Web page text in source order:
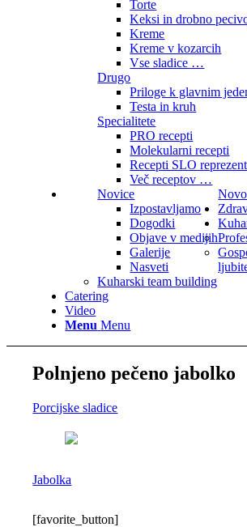
Torte
Keksi in drobno
Kreme
Kreme v kozarcih
Vse sladice …
Drugo
Priloge k glavnim
Testa in kruh
Specialitete
PRO recepti
Molekularni recepti
Recepti SLO
Več receptov …
Novice
Izpostavljamo
Dogodki
Objave v medijih
Galerije
Nasveti
Kuharski team building
Catering
Video
Menu Menu
Polnjeno pečeno jabolko
Porcijske sladice
Jabolka
[favorite_button]